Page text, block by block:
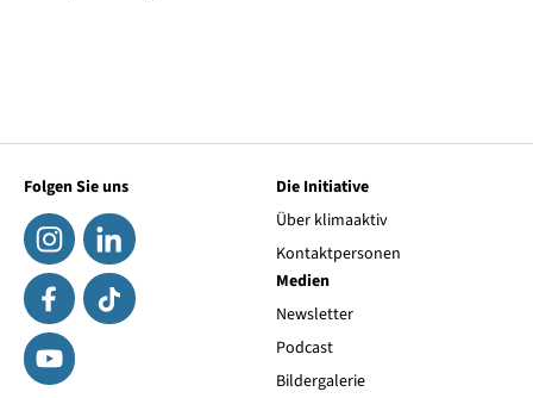
Folgen Sie uns
Die Initiative
Über klimaaktiv
Kontaktpersonen
Medien
Newsletter
Podcast
Bildergalerie